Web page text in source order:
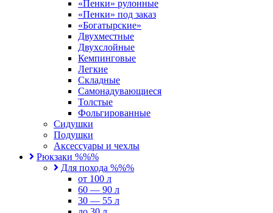
«Пенки» рулонные
«Пенки» под заказ
«Богатырские»
Двухместные
Двухслойные
Кемпинговые
Легкие
Складные
Самонадувающиеся
Толстые
Фольгированные
Сидушки
Подушки
Аксессуары и чехлы
Рюкзаки %%%
Для похода %%%
от 100 л
60 — 90 л
30 — 55 л